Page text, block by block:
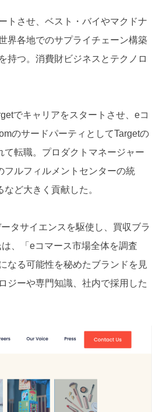
トさせ、ベスト・バイやマクドナ
界各地でのサプライチェーン構築
持つ。消費財ビジネスとテクノロ
でキャリアをスタートさせ、eコ
のサードパーティとしてTargetの
転職。プロダクトマネージャー
フルフィルメントセンターの統
ど大きく貢献した。
タサイエンスを駆使し、買収ブラ
、「eコマース市場全体を調査
なる可能性を秘めたブランドを見
ジーや専門知識、社内で採用した